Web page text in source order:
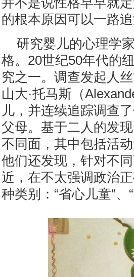
的根本原因可以一路追
研究婴儿的心理学
格。20世纪50年代的
究之一。调查发起人
山大·托马斯（
儿，并连续追踪调查
父母。基于二人的发
不同面，其中包括活
他们还发现，针对不
近，在不太强调政治
种类别：“省心儿童”、